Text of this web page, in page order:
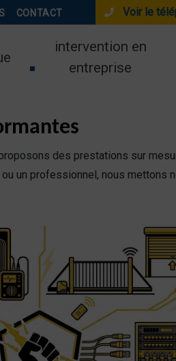
CONTACT Voir le
intervention en
entreprise
des prestations sur
un professionnel, nous mettons